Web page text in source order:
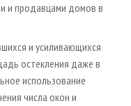
и продавцами домов в
и усиливающихся
остекления даже в
использование
числа окон и